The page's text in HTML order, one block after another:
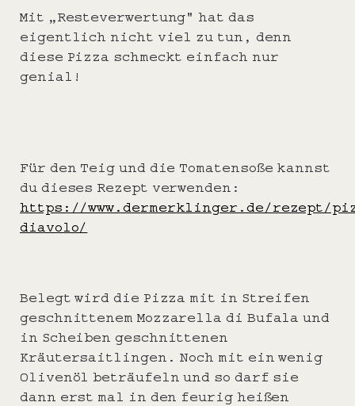
Mit „Resteverwertung“ hat das
eigentlich nicht viel zu tun, denn
diese Pizza schmeckt einfach nur
genial!
Für den Teig und die Tomatensoße kannst
du dieses Rezept verwenden:
https://www.dermerklinger.de/rezept/
diavolo/
Belegt wird die Pizza mit in Streifen
geschnittenem Mozzarella di Bufala und
in Scheiben geschnittenen
Kräutersaitlingen. Noch mit ein wenig
Olivenöl beträufeln und so darf sie
dann erst mal in den feurig heißen